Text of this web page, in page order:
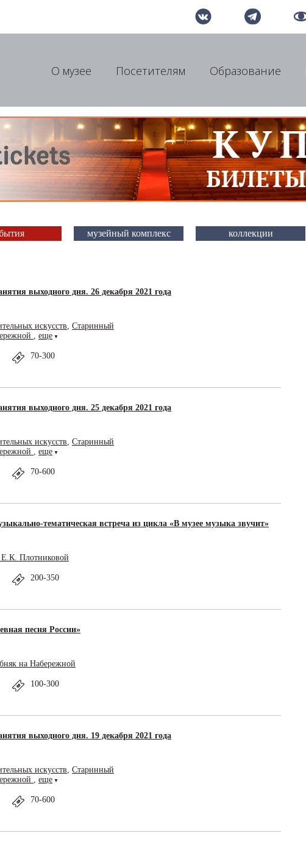
О музее Посетителям Образование
музейный комплекс коллекции
выходного дня. 26 декабря 2021 года
искусств, Старинный
, еще ▼
70-300
выходного дня. 25 декабря 2021 года
искусств, Старинный
, еще ▼
70-600
тематическая встреча из цикла «В музее музыка звучит»
Плотниковой
200-350
песня России»
на Набережной
100-300
выходного дня. 19 декабря 2021 года
искусств, Старинный
, еще ▼
70-600